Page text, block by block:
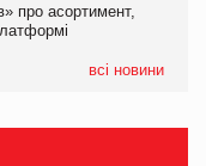
про асортимент,
всі новини
магазинів